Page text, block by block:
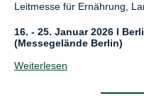
Leitmesse für Ernährung,
16. - 25. Januar 2026 l
(Messegelände Berlin)
Weiterlesen